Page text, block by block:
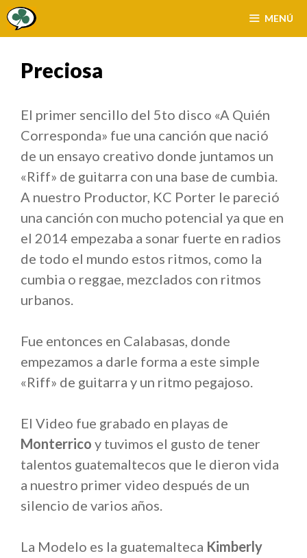
Saltar
MENÚ
Preciosa
El primer sencillo del 5to disco «A Quién
Corresponda» fue una canción que nació
de un ensayo creativo donde juntamos un
«Riff» de guitarra con una base de cumbia.
A nuestro Productor, KC Porter le pareció
una canción con mucho potencial ya que en
el 2014 empezaba a sonar fuerte en radios
de todo el mundo estos ritmos, como la
cumbia o reggae, mezclados con ritmos
urbanos.
Fue entonces en Calabasas, donde
empezamos a darle forma a este simple
«Riff» de guitarra y un ritmo pegajoso.
El Video fue grabado en playas de
Monterrico y tuvimos el gusto de tener
talentos guatemaltecos que le dieron vida
a nuestro primer video después de un
silencio de varios años.
La Modelo es la guatemalteca Kimberly